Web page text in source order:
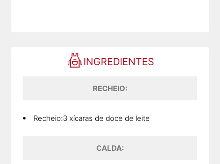
INGREDIENTES
RECHEIO:
Recheio:3 xícaras de doce de leite
CALDA: